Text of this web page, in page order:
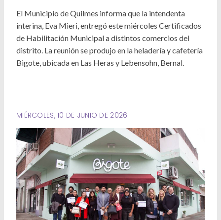
Defensoria del Pueblo
Culturas
Deportes
Ambiente
Empleo y Formación Laboral
Internacionales
El Municipio de Quilmes informa que la intendenta
interina, Eva Mieri, entregó este miércoles Certificados
de Habilitación Municipal a distintos comercios del
distrito. La reunión se produjo en la heladería y cafetería
Bigote, ubicada en Las Heras y Lebensohn, Bernal.
MIÉRCOLES, 10 DE JUNIO DE 2026